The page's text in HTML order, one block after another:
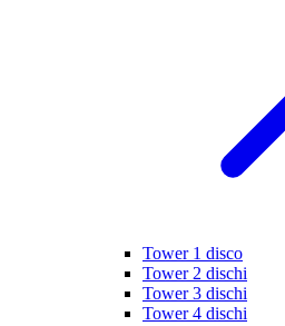
Tower 1 disco
Tower 2 dischi
Tower 3 dischi
Tower 4 dischi